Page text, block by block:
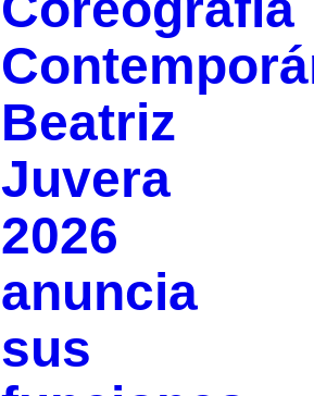
Beatriz
Juvera
2026
anuncia
sus